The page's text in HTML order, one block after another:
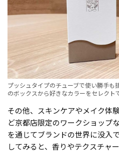
プッシュタイプのチューブで使い勝手
のボックスから好きなカラーをセレクト
その他、スキンケアやメイク体
ど京都店限定のワークショップ
を通じてブランドの世界に没入
してみると、香りやテクスチャ